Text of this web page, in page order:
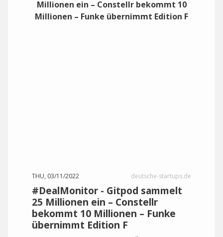
THU, 03/11/2022 deutsche-startups.de
#DealMonitor - Gitpod sammelt
25 Millionen ein – Constellr
bekommt 10 Millionen – Funke
übernimmt Edition F